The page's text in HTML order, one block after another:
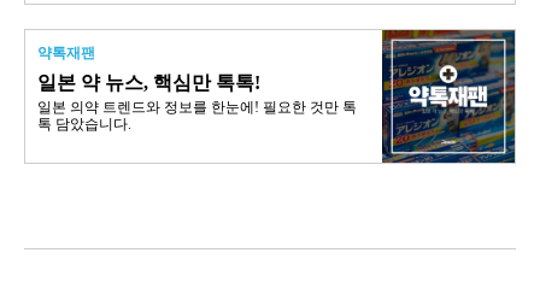
약톡재팬
일본 약 뉴스, 핵심만 톡톡!
일본 의약 트렌드와 정보를 한눈에! 필요한 것만 톡
톡 담았습니다.